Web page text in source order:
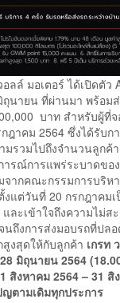
อลล์ มอเตอร์ ได้เปิดตัว
นายน ที่ผ่านมา พร้อม
บาท สำหรับผู้ที่
ฎาคม 2564 ซึ่งได้รับ
รวมไปถึงจำนวนลูกค้า
ารณ์การแพร่ระบาดขอ
จากคณะกรรมการบริห
แต่วันที่ 20 กรกฎาคม
ละเข้าใจถึงความไม่ส
นถึงการส่งมอบรถที่ป
สูงสุดให้กับลูกค้า เกรท
มิถุนายน 2564
สิงหาคม 2564 – 31
ญตามเดิมทุกประการ